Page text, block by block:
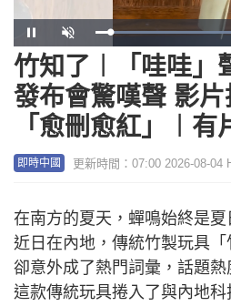
Pause Unmute Loaded:
竹知了︱「哇哇」
發布會驚嘆聲 影
「愈刪愈紅」︱有
即時中國 更新時間：07:00 2026-08-04
在南方的夏天，蟬鳴始終是
近日在內地，傳統竹製玩具「
卻意外成了熱門詞彙，話題
這款傳統玩具捲入了與內地